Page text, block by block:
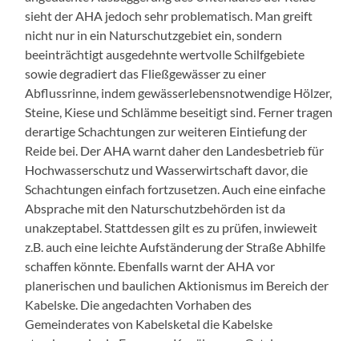
sieht der AHA jedoch sehr problematisch. Man greift
nicht nur in ein Naturschutzgebiet ein, sondern
beeinträchtigt ausgedehnte wertvolle Schilfgebiete
sowie degradiert das Fließgewässer zu einer
Abflussrinne, indem gewässerlebensnotwendige Hölzer,
Steine, Kiese und Schlämme beseitigt sind. Ferner tragen
derartige Schachtungen zur weiteren Eintiefung der
Reide bei. Der AHA warnt daher den Landesbetrieb für
Hochwasserschutz und Wasserwirtschaft davor, die
Schachtungen einfach fortzusetzen. Auch eine einfache
Absprache mit den Naturschutzbehörden ist da
unakzeptabel. Stattdessen gilt es zu prüfen, inwieweit
z.B. auch eine leichte Aufständerung der Straße Abhilfe
schaffen könnte. Ebenfalls warnt der AHA vor
planerischen und baulichen Aktionismus im Bereich der
Kabelske. Die angedachten Vorhaben des
Gemeinderates von Kabelsketal die Kabelske